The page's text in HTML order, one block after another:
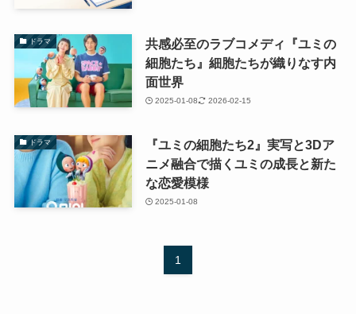
ドラマ
共感必至のラブコメディ『ユミの
細胞たち』細胞たちが織りなす内
面世界
2025-01-08 2026-02-15
ドラマ
『ユミの細胞たち2』実写と3Dア
ニメ融合で描くユミの成長と新た
な恋愛模様
2025-01-08
1